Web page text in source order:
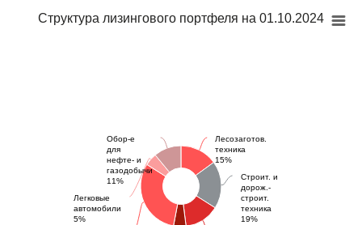
Структура лизингового портфеля на 01.10.2024
Лесозаготов.
техника
15%
Строит. и
дорож.-
строит.
техника
19%
Легковые
автомобили
5%
Обор-е
для
нефте- и
газодобычи
11%